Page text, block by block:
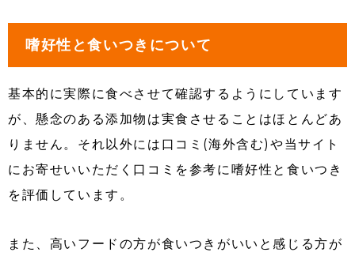
嗜好性と食いつきについて
基本的に実際に食べさせて確認するようにしています
が、懸念のある添加物は実食させることはほとんどあ
りません。それ以外には口コミ(海外含む)や当サイト
にお寄せいいただく口コミを参考に嗜好性と食いつき
を評価しています。
また、高いフードの方が食いつきがいいと感じる方が